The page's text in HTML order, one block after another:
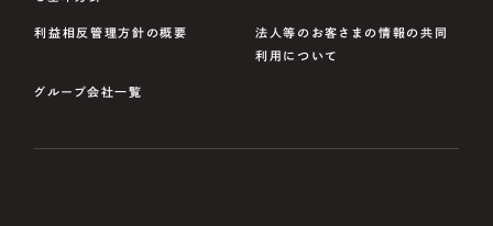
利益相反管理方針の概要 法人等のお客さまの情報の共同
利用について
グループ会社一覧